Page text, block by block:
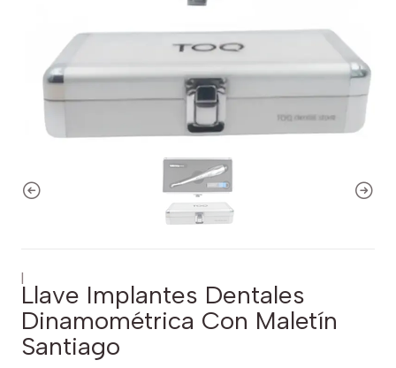
|
Llave Implantes Dentales
Dinamométrica Con Maletín
Santiago